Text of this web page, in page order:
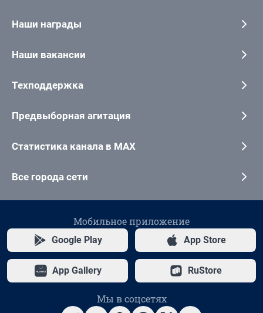
Наши награды
Наши вакансии
Техподдержка
Предвыборная агитация
Статистика канала в MAX
Все города сети
Мобильное приложение
Google Play App Store
App Gallery RuStore
Мы в соцсетях